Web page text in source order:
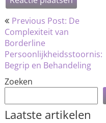
Bericht
navigatie
Previous Post: De
Complexiteit van
Borderline
Persoonlijkheidsstoornis:
Begrip en Behandeling
Zoeken
Laatste artikelen